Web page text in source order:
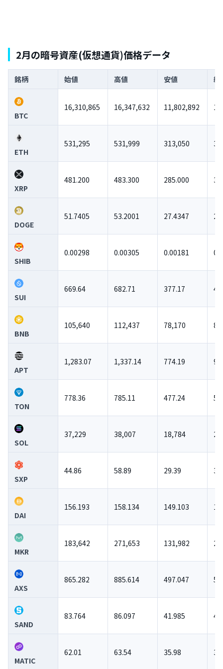
2月の暗号資産(仮想通貨)価格データ
銘柄 始値 高値 安値 終
BTC
16,310,865 16,347,632 11,802,892
ETH
531,295 531,999 313,050
XRP
481.200 483.300 285.000
DOGE
51.7405 53.2001 27.4347
SHIB
0.00298 0.00305 0.00181
SUI
669.64 682.71 377.17
BNB
105,640 112,437 78,170
APT
1,283.07 1,337.14 774.19
TON
778.36 785.11 477.24
SOL
37,229 38,007 18,784
SXP
44.86 58.89 29.39
DAI
156.193 158.134 149.103
MKR
183,642 271,653 131,982
AXS
865.282 885.614 497.047
SAND
83.764 86.097 41.985
MATIC
62.01 63.54 35.98